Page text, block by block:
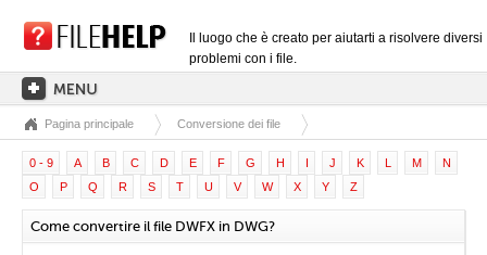
Il luogo che è creato per aiutarti a risolvere diversi
problemi con i file.
PAGINA PRINCIPALE
CATEGORIE DELLE ESTENSIONI
CATEGORIE DEI DRIVER
FILE DLL
Pagina principale Conversione dei file
0 - 9 A B C D E F G H I J K L M
N
O
P Q R S T U V W X Y Z
Come convertire il file DWFX in DWG?